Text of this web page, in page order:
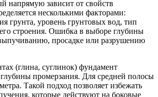
напрямую зависит от свойств
несколькими факторами:
грунта, уровень грунтовых вод, тип
строения. Ошибка в выборе глубины
просадке или разрушению
(глина, суглинок) фундамент
промерзания. Для средней полосы
Такой подход позволяет избежать
которые действуют на боковые